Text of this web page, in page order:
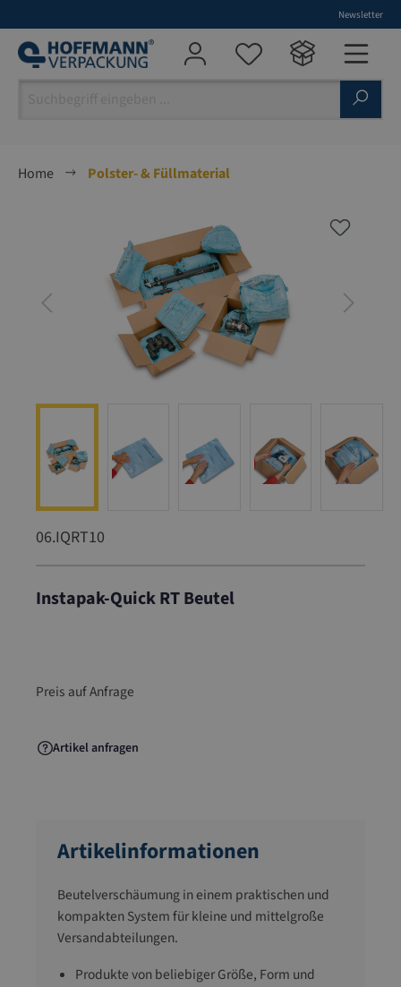
Newsletter
Home
Polster- & Füllmaterial
06.IQRT10
Instapak-Quick RT Beutel
Preis auf Anfrage
Artikel anfragen
Artikelinformationen
Beutelverschäumung in einem praktischen und
kompakten System für kleine und mittelgroße
Versandabteilungen.
Produkte von beliebiger Größe, Form und